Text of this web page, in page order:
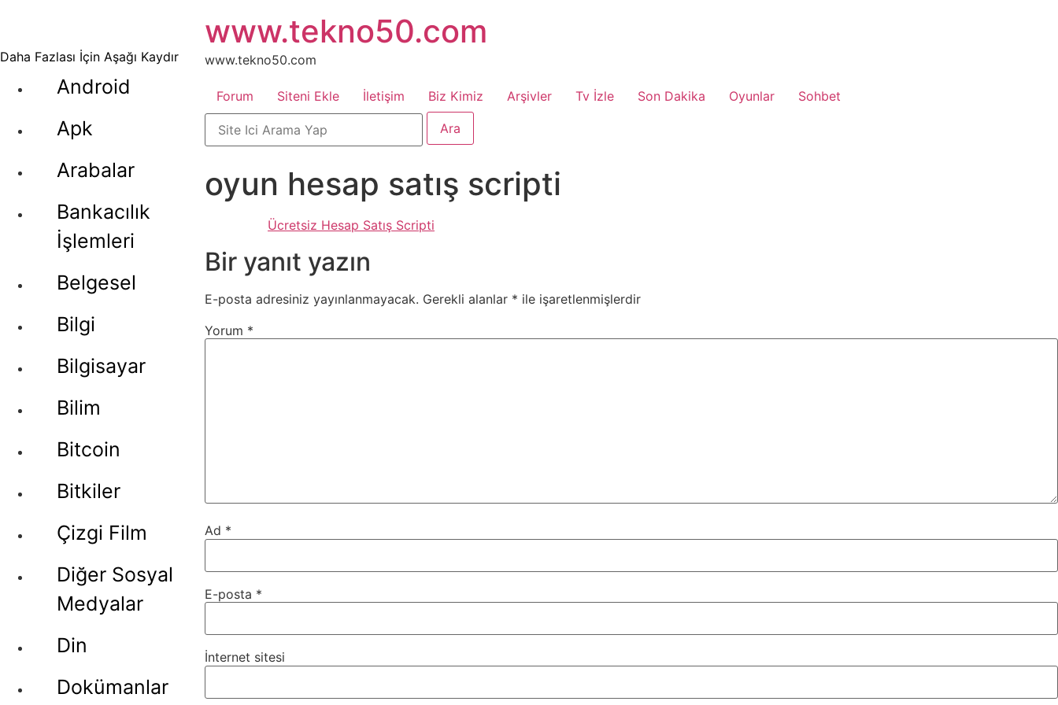
Daha Fazlası İçin Aşağı Kaydır
Android
Apk
Arabalar
Bankacılık
İşlemleri
Belgesel
Bilgi
Bilgisayar
Bilim
Bitcoin
Bitkiler
Çizgi Film
Diğer Sosyal
Medyalar
Din
Dokümanlar
atla
www.tekno50.com
www.tekno50.com
Forum Siteni Ekle İletişim Biz Kimiz Arşivler Tv İzle Son Dakika Oyunlar Sohbet
oyun hesap satış scripti
Ücretsiz Hesap Satış Scripti
Bir yanıt yazın
E-posta adresiniz yayınlanmayacak. Gerekli alanlar * ile işaretlenmişlerdir
Yorum *
Ad *
E-posta *
İnternet sitesi